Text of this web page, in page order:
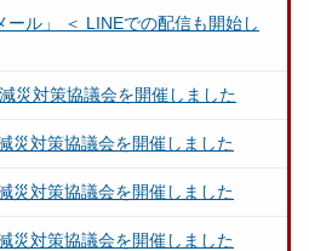
ール」 ＜ LINEでの配信も開始し
災対策協議会を開催しました
対策協議会を開催しました
対策協議会を開催しました
対策協議会を開催しました